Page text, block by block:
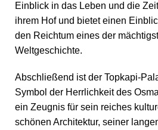
Einblick in das Leben und die
ihrem Hof und bietet einen
den Reichtum eines der
Weltgeschichte.
Abschließend ist der Topkapi-
Symbol der Herrlichkeit des
ein Zeugnis für sein reiches
schönen Architektur, seiner